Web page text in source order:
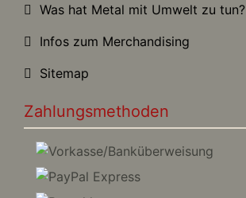
Was hat Metal mit Umwelt zu tun?
Infos zum Merchandising
Sitemap
Zahlungsmethoden